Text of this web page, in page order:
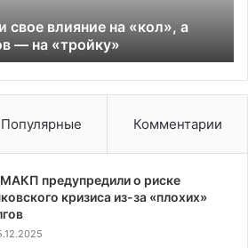
свое влияние на «кол», а
— на «тройку»
Популярные Комментарии
предупредили о риске
кризиса из-за «плохих»